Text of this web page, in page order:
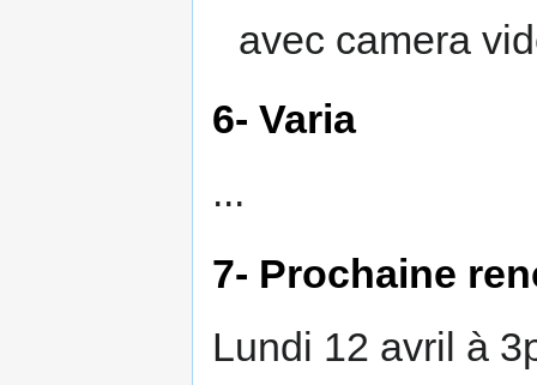
avec camera
6- Varia
...
7- Prochaine
Lundi 12 avril à